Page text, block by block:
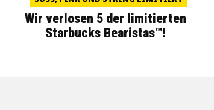
Wir verlosen 5 der limitierten
Starbucks Bearistas™!